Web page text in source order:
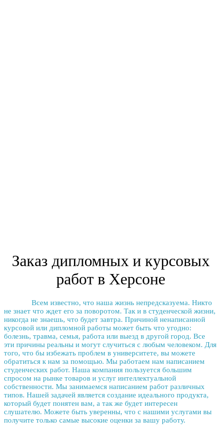
Заказ дипломных и курсовых
работ в Херсоне
Всем известно, что наша жизнь непредсказуема. Никто
не знает что ждет его за поворотом. Так и в студенческой жизни,
никогда не знаешь, что будет завтра. Причиной ненаписанной
курсовой или дипломной работы может быть что угодно:
болезнь, травма, семья, работа или выезд в другой город. Все
эти причины реальны и могут случиться с любым человеком. Для
того, что бы избежать проблем в университете, вы можете
обратиться к нам за помощью. Мы работаем нам написанием
студенческих работ. Наша компания пользуется большим
спросом на рынке товаров и услуг интеллектуальной
собственности. Мы занимаемся написанием работ различных
типов. Нашей задачей является создание идеального продукта,
который будет понятен вам, а так же будет интересен
слушателю. Можете быть уверенны, что с нашими услугами вы
получите только самые высокие оценки за вашу работу.